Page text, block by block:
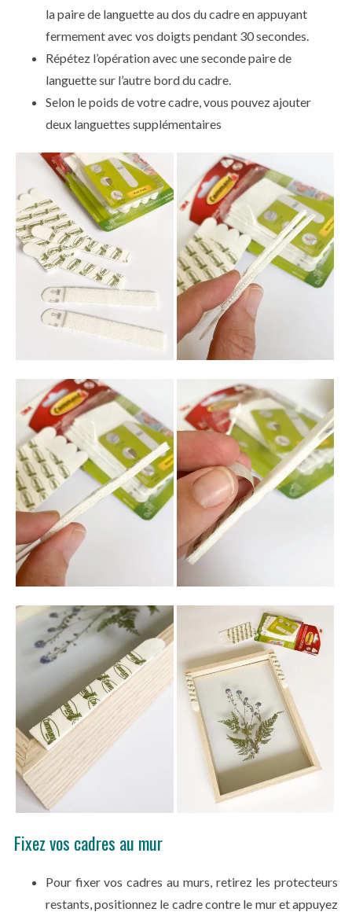
la paire de languette au dos du cadre en appuyant
fermement avec vos doigts pendant 30 secondes.
Répétez l’opération avec une seconde paire de
languette sur l’autre bord du cadre.
Selon le poids de votre cadre, vous pouvez ajouter
deux languettes supplémentaires
Fixez vos cadres au mur
Pour fixer vos cadres au murs, retirez les protecteurs
restants, positionnez le cadre contre le mur et appuyez